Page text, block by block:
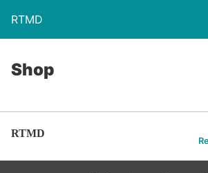
RTMD
Shop
RTMD